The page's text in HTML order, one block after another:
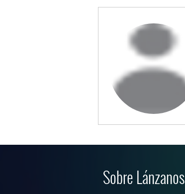
Sobre Lánzanos